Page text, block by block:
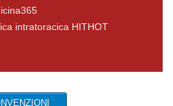
intratoracica HITHOT